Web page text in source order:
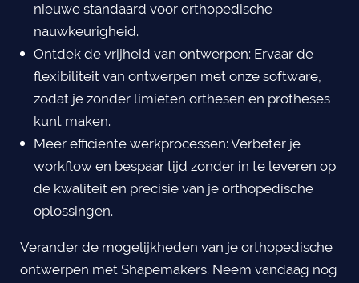
nieuwe standaard voor orthopedische
nauwkeurigheid.
Ontdek de vrijheid van ontwerpen: Ervaar de
flexibiliteit van ontwerpen met onze software,
zodat je zonder limieten orthesen en protheses
kunt maken.
Meer efficiënte werkprocessen: Verbeter je
workflow en bespaar tijd zonder in te leveren op
de kwaliteit en precisie van je orthopedische
oplossingen.
Verander de mogelijkheden van je orthopedische
ontwerpen met Shapemakers. Neem vandaag nog